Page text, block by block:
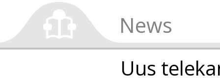
News
Uus